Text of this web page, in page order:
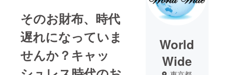
そのお財布、時代
遅れになっていま
せんか？キャッ
World
Wide